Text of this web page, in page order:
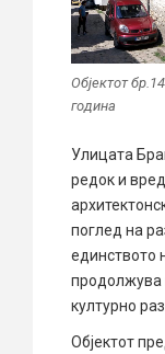
Објектот
година
Улицата
редок и
поглед на
единството
продолжува
културно
Објектот